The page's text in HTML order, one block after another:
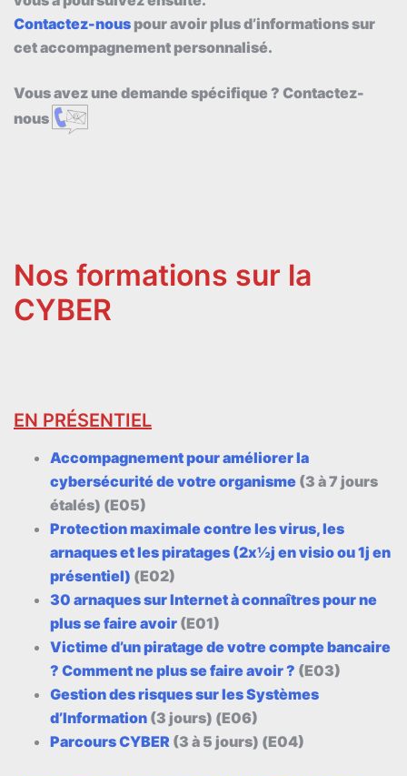
Contactez-nous pour avoir plus d’informations sur
cet accompagnement personnalisé.
Vous avez une demande spécifique ? Contactez-
nous
Nos formations sur la
CYBER
EN PRÉSENTIEL
Accompagnement pour améliorer la
cybersécurité de votre organisme (3 à 7 jours
étalés) (E05)
Protection maximale contre les virus, les
arnaques et les piratages (2x½j en visio ou 1j en
présentiel) (E02)
30 arnaques sur Internet à connaîtres pour ne
plus se faire avoir (E01)
Victime d’un piratage de votre compte bancaire
? Comment ne plus se faire avoir ? (E03)
Gestion des risques sur les Systèmes
d’Information (3 jours) (E06)
Parcours CYBER (3 à 5 jours) (E04)